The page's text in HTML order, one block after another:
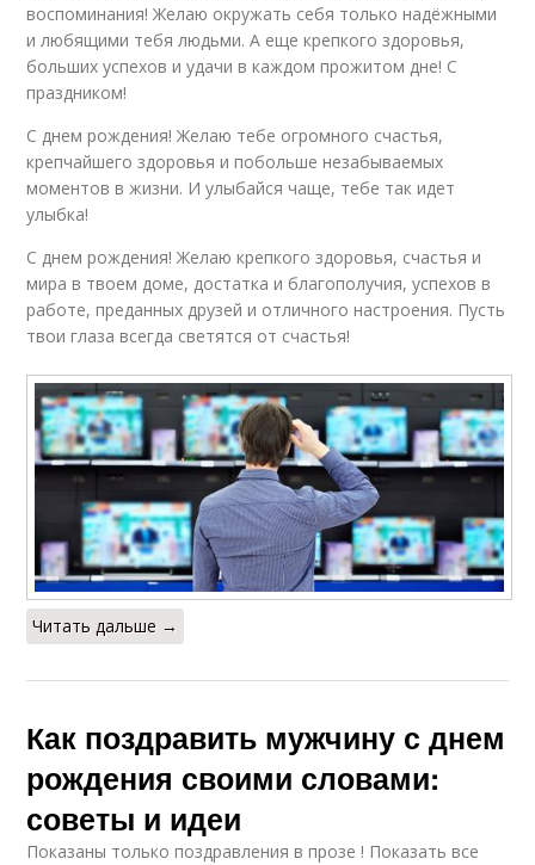
воспоминания! Желаю окружать себя только надёжными
и любящими тебя людьми. А еще крепкого здоровья,
больших успехов и удачи в каждом прожитом дне! С
праздником!
С днем рождения! Желаю тебе огромного счастья,
крепчайшего здоровья и побольше незабываемых
моментов в жизни. И улыбайся чаще, тебе так идет
улыбка!
С днем рождения! Желаю крепкого здоровья, счастья и
мира в твоем доме, достатка и благополучия, успехов в
работе, преданных друзей и отличного настроения. Пусть
твои глаза всегда светятся от счастья!
Читать дальше →
Как поздравить мужчину с днем
рождения своими словами:
советы и идеи
Показаны только поздравления в прозе ! Показать все